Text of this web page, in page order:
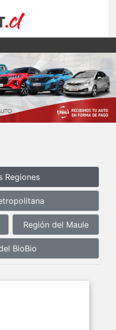
Regiones
Región del Maule
BioBio